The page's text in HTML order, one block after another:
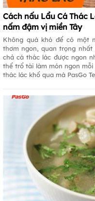
Cách nấu Lẩu Cá Thác
nấm đậm vị miền Tây
Không quá khó để có một
thơm ngon, quan trọng
chả cá thác lác được ngon
thể trổ tài làm món ngon
thác lác khổ qua mà PasGo